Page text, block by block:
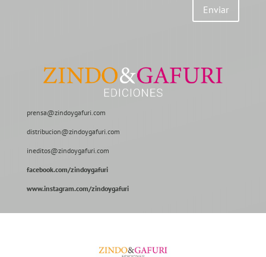
Enviar
prensa@zindoygafuri.com
distribucion@zindoygafuri.com
ineditos@zindoygafuri.com
facebook.com/zindoygafuri
www.instagram.com/zindoygafuri